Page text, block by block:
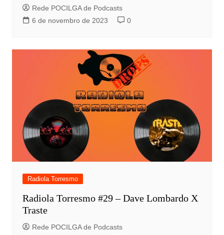
Rede POCILGA de Podcasts
6 de novembro de 2023
0
Radiola Torresmo
Radiola Torresmo #29 – Dave Lombardo X
Traste
Rede POCILGA de Podcasts